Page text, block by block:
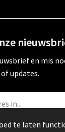
en mis
updates.
te laten